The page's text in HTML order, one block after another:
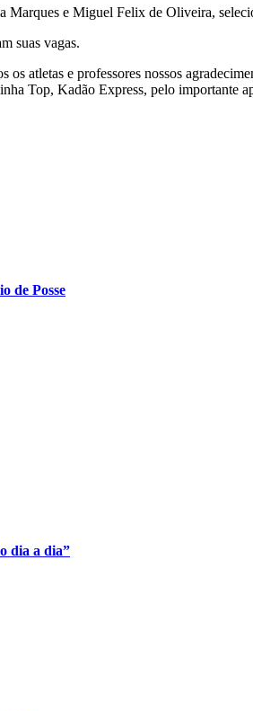
Marques e Miguel Felix de Oliveira,
suas vagas.
atletas e professores nossos
Top, Kadão Express, pelo importante
de Posse
dia a dia”